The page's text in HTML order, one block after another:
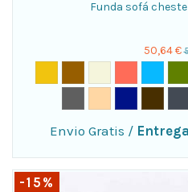
Funda sofá
50,64 €
Envio Gratis /
-15%